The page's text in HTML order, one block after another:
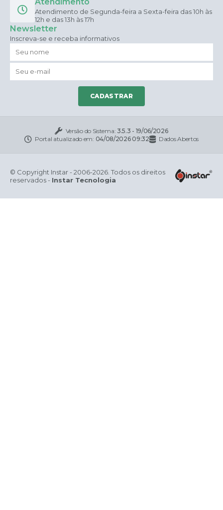
Atendimento de Segunda-feira a Sexta-feira das 10h às
12h e das 13h às 17h
Newsletter
Inscreva-se e receba informativos
CADASTRAR
Versão do Sistema: 3.5.3 - 19/06/2026
Portal atualizado em: 04/08/2026 09:32 Dados Abertos
© Copyright Instar - 2006-2026. Todos os direitos
reservados - Instar Tecnologia